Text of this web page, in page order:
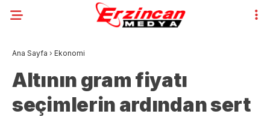
Ana Sayfa › Ekonomi
Altının gram fiyatı
seçimlerin ardından sert